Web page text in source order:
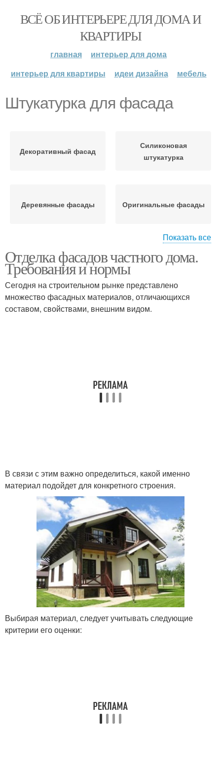
ВСЁ ОБ ИНТЕРЬЕРЕ ДЛЯ ДОМА И
КВАРТИРЫ
главная
интерьер для дома
интерьер для квартиры
идеи дизайна мебель
Штукатурка для фасада
Декоративный фасад
Силиконовая
штукатурка
Деревянные фасады Оригинальные фасады
Красивые фасады
Показать все
Отделка фасадов частного дома.
Требования и нормы
Сегодня на строительном рынке представлено
множество фасадных материалов, отличающихся
составом, свойствами, внешним видом.
В связи с этим важно определиться, какой именно
материал подойдет для конкретного строения.
Выбирая материал, следует учитывать следующие
критерии его оценки: